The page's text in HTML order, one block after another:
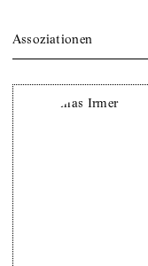
Assoziationen